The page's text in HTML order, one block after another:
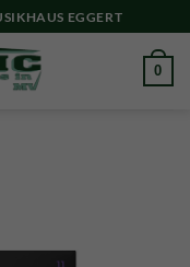
EGGERT
0